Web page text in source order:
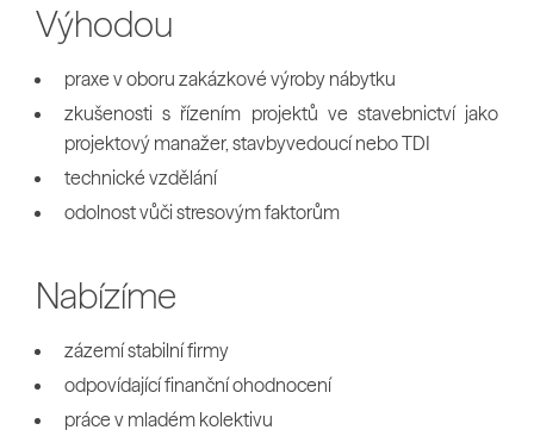
Výhodou
praxe v oboru zakázkové výroby nábytku
zkušenosti s řízením projektů ve stavebnictví jako
projektový manažer, stavbyvedoucí nebo TDI
technické vzdělání
odolnost vůči stresovým faktorům
Nabízíme
zázemí stabilní firmy
odpovídající finanční ohodnocení
práce v mladém kolektivu